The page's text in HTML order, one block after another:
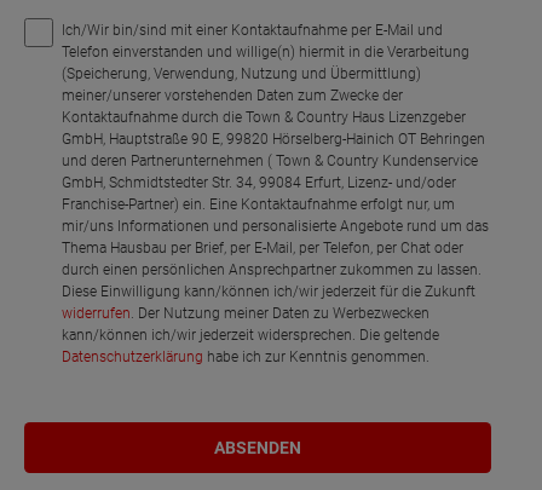
Ich/Wir bin/sind mit einer Kontaktaufnahme per E-Mail und
Telefon einverstanden und willige(n) hiermit in die Verarbeitung
(Speicherung, Verwendung, Nutzung und Übermittlung)
meiner/unserer vorstehenden Daten zum Zwecke der
Kontaktaufnahme durch die Town & Country Haus Lizenzgeber
GmbH, Hauptstraße 90 E, 99820 Hörselberg-Hainich OT Behringen
und deren Partnerunternehmen ( Town & Country Kundenservice
GmbH, Schmidtstedter Str. 34, 99084 Erfurt, Lizenz- und/oder
Franchise-Partner) ein. Eine Kontaktaufnahme erfolgt nur, um
mir/uns Informationen und personalisierte Angebote rund um das
Thema Hausbau per Brief, per E-Mail, per Telefon, per Chat oder
durch einen persönlichen Ansprechpartner zukommen zu lassen.
Diese Einwilligung kann/können ich/wir jederzeit für die Zukunft
widerrufen . Der Nutzung meiner Daten zu Werbezwecken
kann/können ich/wir jederzeit widersprechen. Die geltende
Datenschutzerklärung habe ich zur Kenntnis genommen.